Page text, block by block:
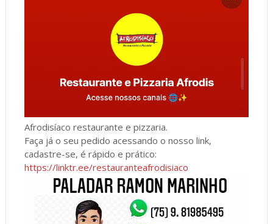
Afrodisíaco restaurante e pizzaria.
Faça já o seu pedido acessando o nosso link,
cadastre-se, é rápido e prático:
https://linktr.ee/restauranteafrodisiaco